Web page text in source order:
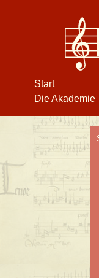
Navigation
überspringen
Start
Die Akademie